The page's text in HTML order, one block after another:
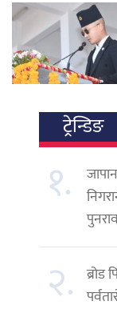
ट्रेन्डिङ
१.
२. ब्रोड